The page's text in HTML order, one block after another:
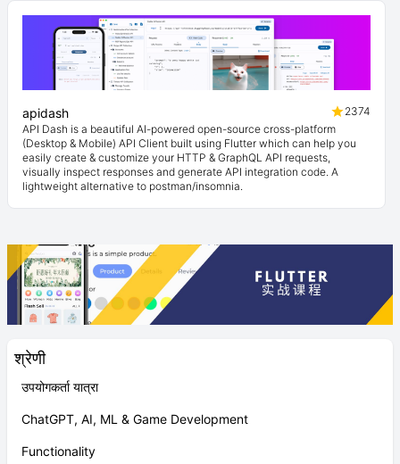
श्रेणी
उपयोगकर्ता यात्रा
ChatGPT, AI, ML & Game Development
Functionality
apidash
2374
API Dash is a beautiful AI-powered open-source cross-platform
(Desktop & Mobile) API Client built using Flutter which can help you
easily create & customize your HTTP & GraphQL API requests,
visually inspect responses and generate API integration code. A
lightweight alternative to postman/insomnia.